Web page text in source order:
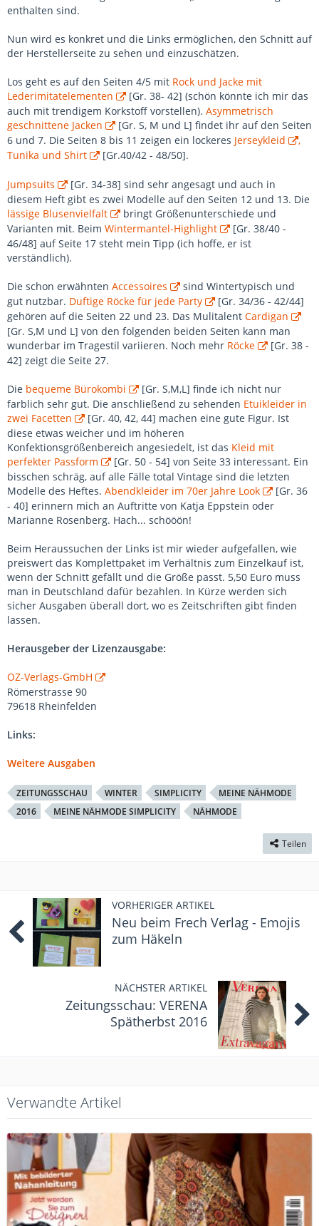
enthalten sind.
Nun wird es konkret und die Links ermöglichen, den Schnitt auf
der Herstellerseite zu sehen und einzuschätzen.
Los geht es auf den Seiten 4/5 mit Rock und Jacke mit
Lederimitatelementen
[Gr. 38- 42] (schön könnte ich mir das
auch mit trendigem Korkstoff vorstellen). Asymmetrisch
geschnittene Jacken
[Gr. S, M und L] findet ihr auf den Seiten
6 und 7. Die Seiten 8 bis 11 zeigen ein lockeres Jerseykleid
,
Tunika und Shirt
[Gr.40/42 - 48/50].
Jumpsuits
[Gr. 34-38] sind sehr angesagt und auch in
diesem Heft gibt es zwei Modelle auf den Seiten 12 und 13. Die
lässige Blusenvielfalt
bringt Größenunterschiede und
Varianten mit. Beim Wintermantel-Highlight
[Gr. 38/40 -
46/48] auf Seite 17 steht mein Tipp (ich hoffe, er ist
verständlich).
Die schon erwähnten Accessoires
sind Wintertypisch und
gut nutzbar. Duftige Röcke für jede Party
[Gr. 34/36 - 42/44]
gehören auf die Seiten 22 und 23. Das Mulitalent Cardigan
[Gr. S,M und L] von den folgenden beiden Seiten kann man
wunderbar im Tragestil variieren. Noch mehr Röcke
[Gr. 38 -
42] zeigt die Seite 27.
Die bequeme Bürokombi
[Gr. S,M,L] finde ich nicht nur
farblich sehr gut. Die anschließend zu sehenden Etuikleider in
zwei Facetten
[Gr. 40, 42, 44] machen eine gute Figur. Ist
diese etwas weicher und im höheren
Konfektionsgrößenbereich angesiedelt, ist das Kleid mit
perfekter Passform
[Gr. 50 - 54] von Seite 33 interessant. Ein
bisschen schräg, auf alle Fälle total Vintage sind die letzten
Modelle des Heftes. Abendkleider im 70er Jahre Look
[Gr. 36
- 40] erinnern mich an Auftritte von Katja Eppstein oder
Marianne Rosenberg. Hach... schööön!
Beim Heraussuchen der Links ist mir wieder aufgefallen, wie
preiswert das Komplettpaket im Verhältnis zum Einzelkauf ist,
wenn der Schnitt gefällt und die Größe passt. 5,50 Euro muss
man in Deutschland dafür bezahlen. In Kürze werden sich
sicher Ausgaben überall dort, wo es Zeitschriften gibt finden
lassen.
Herausgeber der Lizenzausgabe:
OZ-Verlags-GmbH
Römerstrasse 90
79618 Rheinfelden
Links:
Weitere Ausgaben
ZEITUNGSSCHAU WINTER SIMPLICITY
MEINE NÄHMODE
2016
MEINE NÄHMODE SIMPLICITY NÄHMODE
Teilen
VORHERIGER ARTIKEL
Neu beim Frech Verlag - Emojis
zum Häkeln
NÄCHSTER ARTIKEL
Zeitungsschau: VERENA
Spätherbst 2016
Verwandte Artikel